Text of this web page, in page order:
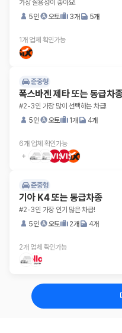
가장 실용성이 좋아요!
5인
오토 3개 5개
1개 업체 확인가능
준중형
폭스바겐 제타 또는 동급차
#2-3인 가장 많이 선택하는 차급!
5인
오토 1개 4개
6개 업체 확인가능
준중형
기아 K4 또는 동급차종
#2-3인 가장 인기 많은 차급!
5인
오토 2개 4개
2개 업체 확인가능